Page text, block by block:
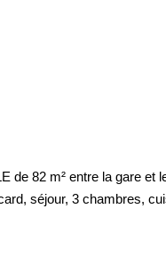
de 82 m² entre la gare et
séjour, 3 chambres,